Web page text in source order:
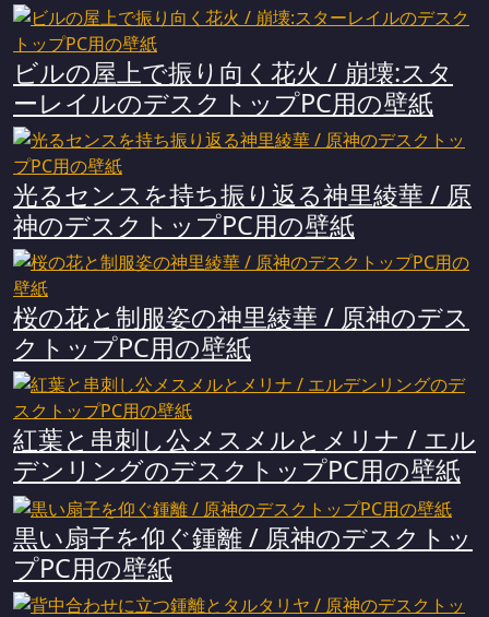
ビルの屋上で振り向く花火 / 崩壊:スタ
ーレイルのデスクトップPC用の壁紙
光るセンスを持ち振り返る神里綾華 / 原
神のデスクトップPC用の壁紙
桜の花と制服姿の神里綾華 / 原神のデス
クトップPC用の壁紙
紅葉と串刺し公メスメルとメリナ / エル
デンリングのデスクトップPC用の壁紙
黒い扇子を仰ぐ鍾離 / 原神のデスクトッ
プPC用の壁紙